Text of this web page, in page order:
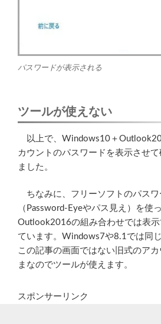
パスワードが表示される
ツールが使えない
以上で、Windows10＋
カウントのパスワードを表示させ
ました。
ちなみに、フリーソフトのパスワ
（Password-Eyeやパス見え）を使
Outlook2016の組み合わせでは表示
ています。Windows7や8.1では同
この記事の画面ではない旧式のア
まなのでツールが使えます。
スポンサーリンク